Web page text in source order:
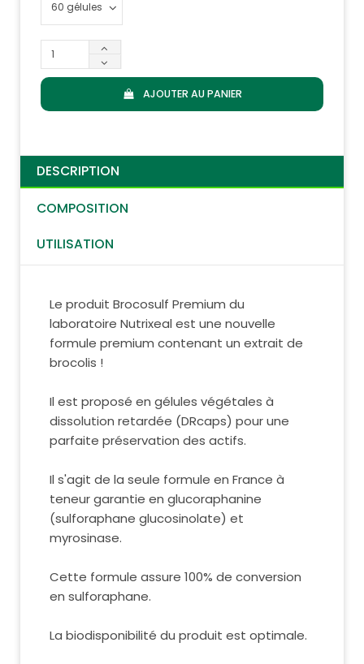
AJOUTER AU PANIER
DESCRIPTION
COMPOSITION
UTILISATION
Le produit Brocosulf Premium du
laboratoire Nutrixeal est une nouvelle
formule premium contenant un extrait de
brocolis !
Il est proposé en gélules végétales à
dissolution retardée (DRcaps) pour une
parfaite préservation des actifs.
Il s'agit de la seule formule en France à
teneur garantie en glucoraphanine
(sulforaphane glucosinolate) et
myrosinase.
Cette formule assure 100% de conversion
en sulforaphane.
La biodisponibilité du produit est optimale.